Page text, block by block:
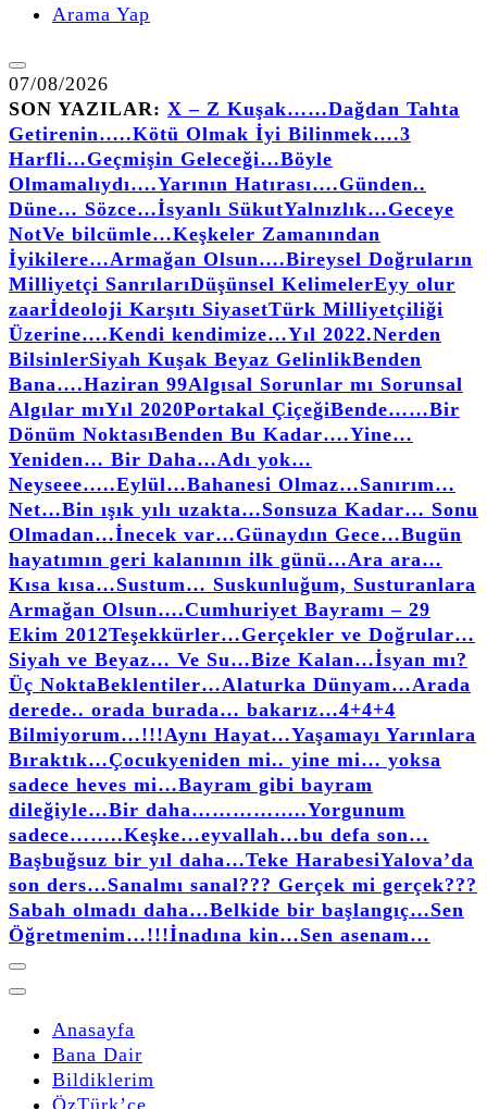
Arama Yap
07/08/2026
SON YAZILAR: X – Z Kuşak……Dağdan Tahta
Getirenin…..Kötü Olmak İyi Bilinmek….3
Harfli…Geçmişin Geleceği…Böyle
Olmamalıydı….Yarının Hatırası….Günden..
Düne… Sözce…İsyanlı SükutYalnızlık…Geceye
NotVe bilcümle…Keşkeler Zamanından
İyikilere…Armağan Olsun….Bireysel Doğruların
Milliyetçi SanrılarıDüşünsel KelimelerEyy olur
zaarİdeoloji Karşıtı SiyasetTürk Milliyetçiliği
Üzerine….Kendi kendimize…Yıl 2022.Nerden
BilsinlerSiyah Kuşak Beyaz GelinlikBenden
Bana….Haziran 99Algısal Sorunlar mı Sorunsal
Algılar mıYıl 2020Portakal ÇiçeğiBende……Bir
Dönüm NoktasıBenden Bu Kadar….Yine…
Yeniden… Bir Daha…Adı yok…
Neyseee…..Eylül…Bahanesi Olmaz…Sanırım…
Net…Bin ışık yılı uzakta…Sonsuza Kadar… Sonu
Olmadan…İnecek var…Günaydın Gece…Bugün
hayatımın geri kalanının ilk günü…Ara ara…
Kısa kısa…Sustum… Suskunluğum, Susturanlara
Armağan Olsun….Cumhuriyet Bayramı – 29
Ekim 2012Teşekkürler…Gerçekler ve Doğrular…
Siyah ve Beyaz… Ve Su…Bize Kalan…İsyan mı?
Üç NoktaBeklentiler…Alaturka Dünyam…Arada
derede.. orada burada… bakarız…4+4+4
Bilmiyorum…!!!Aynı Hayat…Yaşamayı Yarınlara
Bıraktık…Çocukyeniden mi.. yine mi… yoksa
sadece heves mi…Bayram gibi bayram
dileğiyle…Bir daha……………..Yorgunum
sadece……..Keşke…eyvallah…bu defa son…
Başbuğsuz bir yıl daha…Teke HarabesiYalova’da
son ders…Sanalmı sanal??? Gerçek mi gerçek???
Sabah olmadı daha…Belkide bir başlangıç…Sen
Öğretmenim…!!!İnadına kin…Sen asenam…
Anasayfa
Bana Dair
Bildiklerim
ÖzTürk’ce